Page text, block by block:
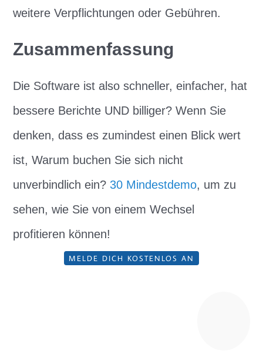
weitere Verpflichtungen oder Gebühren.
Zusammenfassung
Die Software ist also schneller, einfacher, hat
bessere Berichte UND billiger? Wenn Sie
denken, dass es zumindest einen Blick wert
ist, Warum buchen Sie sich nicht
unverbindlich ein? 30 Mindestdemo, um zu
sehen, wie Sie von einem Wechsel
profitieren können!
MELDE DICH KOSTENLOS AN